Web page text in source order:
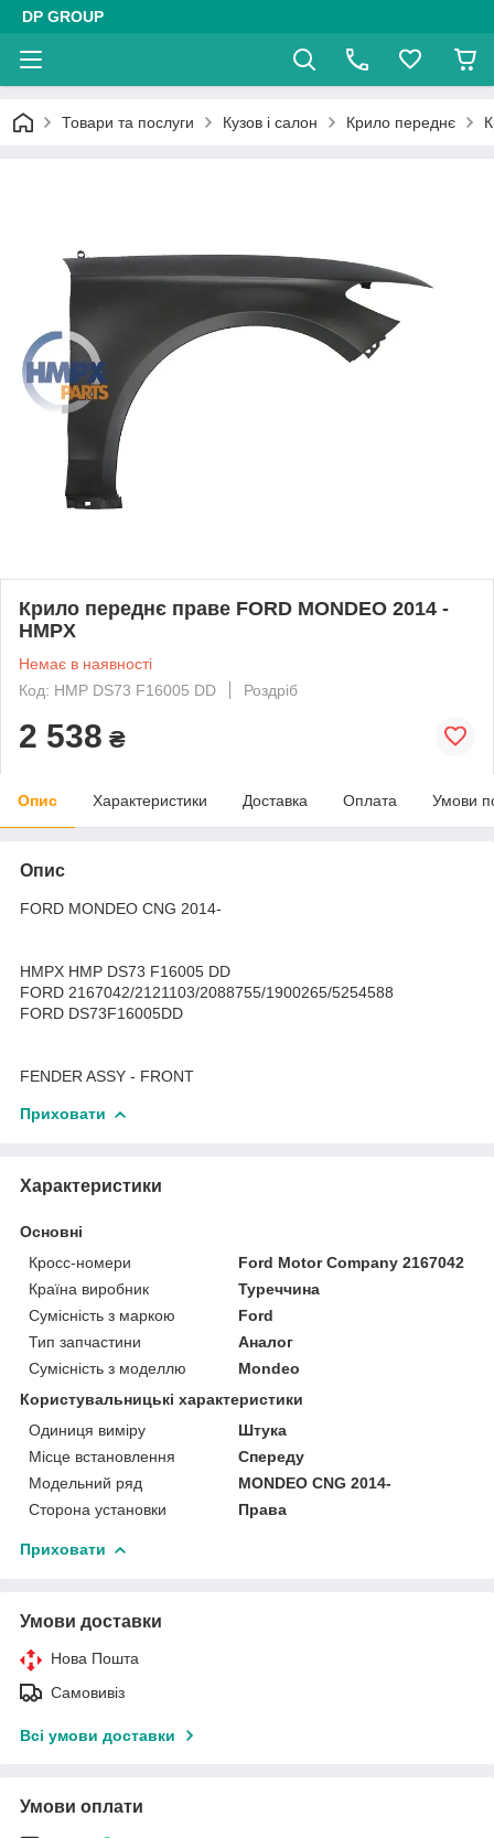
DP GROUP
Товари та послуги Кузов і салон Крило переднє
Крило переднє праве FORD MONDEO 2014 -
HMPX
Немає в наявності
Код: HMP DS73 F16005 DD
Роздріб
2 538 ₴
Опис Характеристики Доставка Оплата Умови
Опис
FORD MONDEO CNG 2014-
HMPX HMP DS73 F16005 DD
FORD 2167042/2121103/2088755/1900265/5254588
FORD DS73F16005DD
FENDER ASSY - FRONT
Приховати
Характеристики
Основні
Кросс-номери
Ford Motor Company 2167042
Країна виробник
Туреччина
Сумісність з маркою
Ford
Тип запчастини
Аналог
Сумісність з моделлю
Mondeo
Користувальницькі характеристики
Одиниця виміру
Штука
Місце встановлення
Спереду
Модельний ряд
MONDEO CNG 2014-
Сторона установки
Права
Приховати
Умови доставки
Нова Пошта
Самовивіз
Всі умови доставки
Умови оплати